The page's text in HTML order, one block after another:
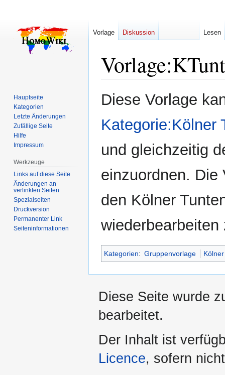
Vorlage:KTunt
Zur
Navigation
Zur
Suche
Diese Vorlage
Kategorie:Kölner
und gleichzeitig
einzuordnen. Die
den Kölner
Kategorien: Gruppenvorlage
Vorlage Diskussion Lesen
Hauptseite
Kategorien
Letzte Änderungen
Zufällige Seite
Hilfe
Impressum
Werkzeuge
Links auf diese Seite
Änderungen an
verlinkten Seiten
Spezialseiten
Druckversion
Permanenter Link
Seiten­­informationen
Diese Seite wurde
bearbeitet.
Der Inhalt ist
Licence, sofern